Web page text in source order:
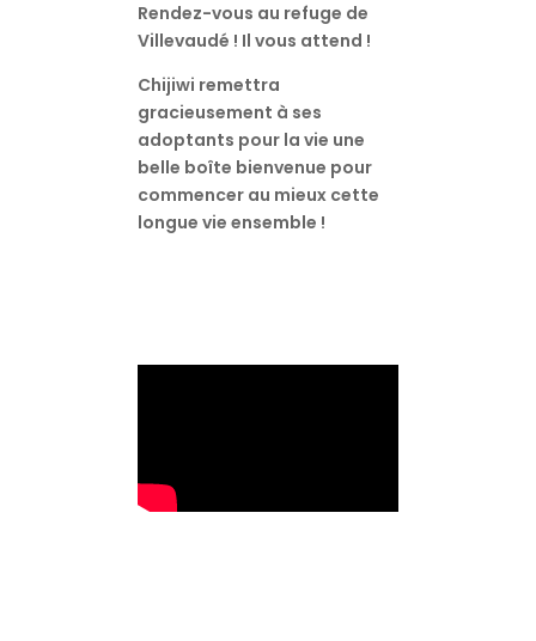
Rendez-vous au refuge de
Villevaudé ! Il vous attend !
Chijiwi remettra
gracieusement à ses
adoptants pour la vie une
belle boîte bienvenue pour
commencer au mieux cette
longue vie ensemble !